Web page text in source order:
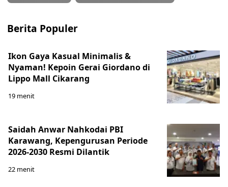
Berita Populer
Ikon Gaya Kasual Minimalis &
Nyaman! Kepoin Gerai Giordano di
Lippo Mall Cikarang
19 menit
Saidah Anwar Nahkodai PBI
Karawang, Kepengurusan Periode
2026-2030 Resmi Dilantik
22 menit